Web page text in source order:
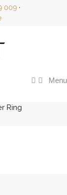
009 ·
Menu
Ring